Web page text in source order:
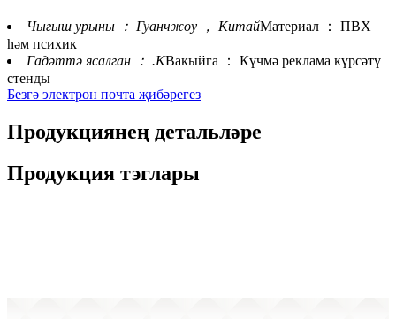
Чыгыш урыны ： Гуанчжоу ， КитайМатериал ： ПВХ
һәм психик
Гадәттә ясалган ： .КВакыйга ： Күчмә реклама күрсәтү
стенды
Безгә электрон почта җибәрегез
Продукциянең детальләре
Продукция тэглары